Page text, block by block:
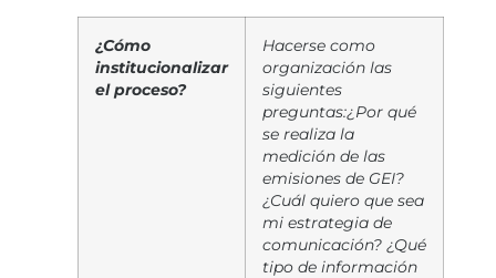
¿Cómo
institucionalizar
el proceso?
Hacerse como
organización las
siguientes
preguntas:¿Por qué
se realiza la
medición de las
emisiones de GEI?
¿Cuál quiero que sea
mi estrategia de
comunicación? ¿Qué
tipo de información